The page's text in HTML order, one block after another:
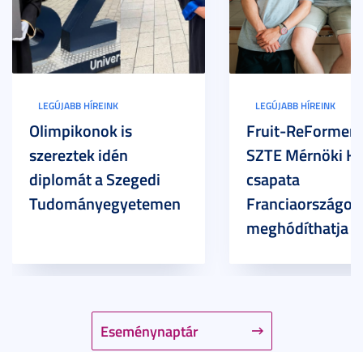
Eseménynaptár
LEGÚJABB HÍREINK
Olimpikonok is
szereztek idén
diplomát a Szegedi
Tudományegyetemen
LEGÚJABB HÍREINK
Fruit-
SZTE Mérnöki
csapata
Franciaországot
meghódíthatja